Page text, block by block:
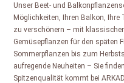
Unser Beet- und
Möglichkeiten, Ihren Balkon,
zu verschönern – mit
Gemüsepflanzen für den späten
Sommerpflanzen bis zum
aufregende Neuheiten – Sie
Spitzenqualität kommt bei